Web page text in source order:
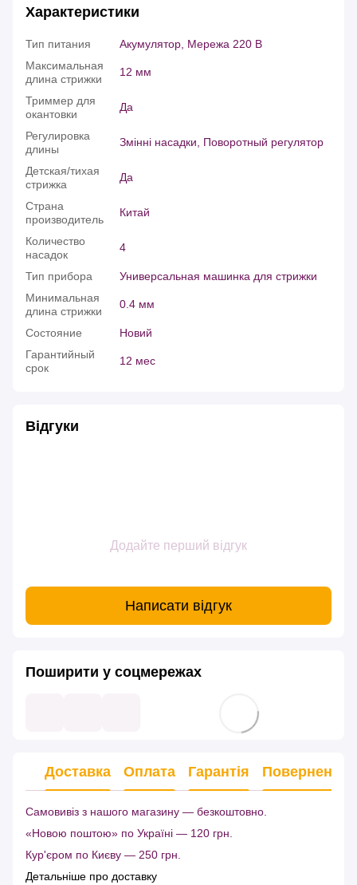
Характеристики
Тип питания
Акумулятор, Мережа 220 В
Максимальная
длина стрижки
12 мм
Триммер для
окантовки
Да
Регулировка
длины
Змінні насадки, Поворотный регулятор
Детская/тихая
стрижка
Да
Страна
производитель
Китай
Количество
насадок
4
Тип прибора
Универсальная машинка для стрижки
Минимальная
длина стрижки
0.4 мм
Состояние
Новий
Гарантийный
срок
12 мес
Відгуки
Додайте перший відгук
Написати відгук
Поширити у соцмережах
Доставка Оплата Гарантія Повернення
Самовивіз з нашого магазину — безкоштовно.
«Новою поштою» по Україні — 120 грн.
Кур'єром по Києву — 250 грн.
Детальніше про доставку